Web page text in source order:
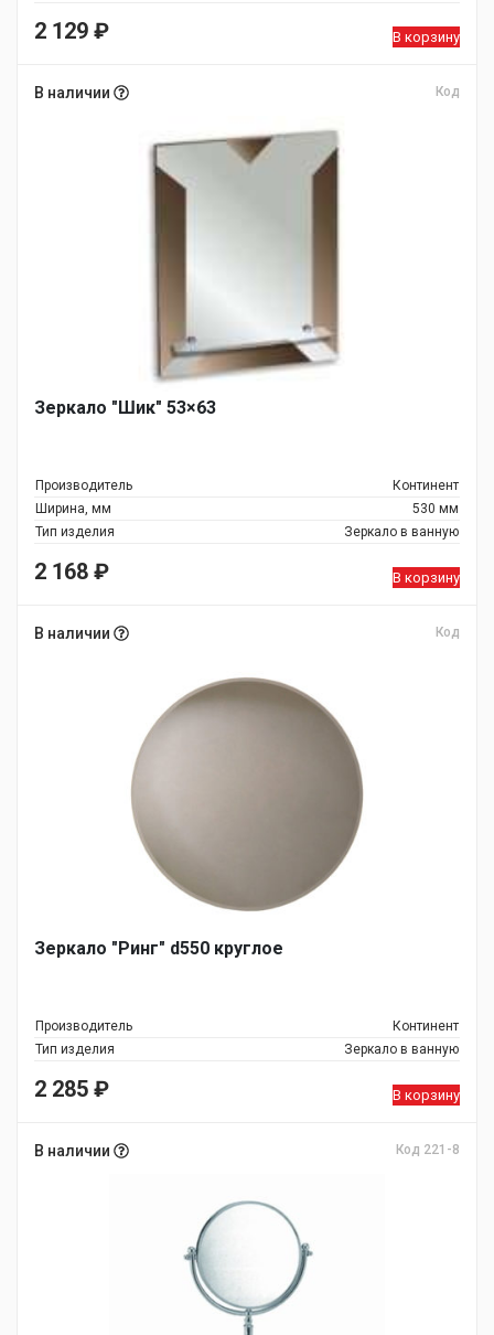
2 129 ₽ В корзину
В наличии Код
Зеркало "Шик" 53×63
Производитель
Континент
Ширина, мм
530 мм
Тип изделия
Зеркало в ванную
2 168 ₽ В корзину
В наличии Код
Зеркало "Ринг" d550 круглое
Производитель
Континент
Тип изделия
Зеркало в ванную
2 285 ₽ В корзину
В наличии Код 221-8